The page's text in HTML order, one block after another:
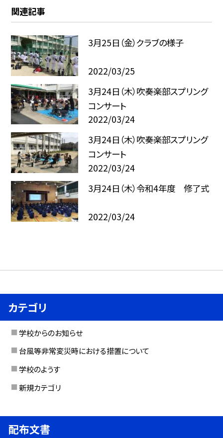
関連記事
3月25日（金）クラブの様子
2022/03/25
3月24日（木）吹奏楽部スプリング
コンサート
2022/03/24
3月24日（木）吹奏楽部スプリング
コンサート
2022/03/24
3月24日（木）令和4年度 修了式
2022/03/24
カテゴリ
学校からのお知らせ
台風等非常変災時における措置について
学校のようす
新規カテゴリ
配布文書